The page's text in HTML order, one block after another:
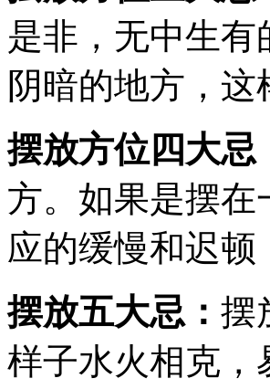
是非，无中生
阴暗的地方，
摆放方位四大忌
方。如果是摆
应的缓慢和迟
摆放五大忌： 摆
样子水火相克，